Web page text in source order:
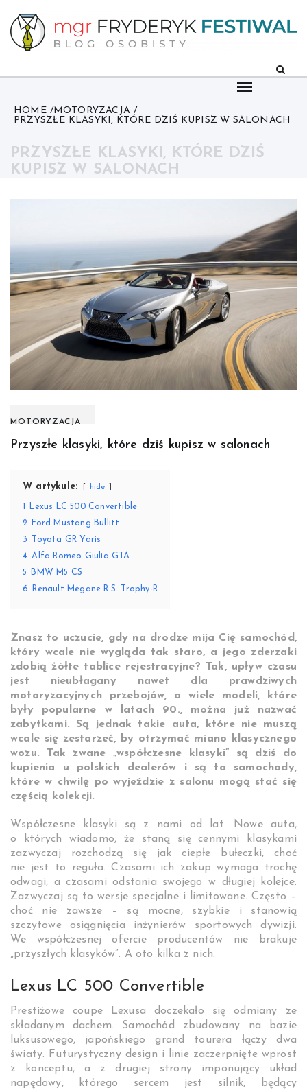
content
HOME
MOTORYZACJA
PRZYSZŁE KLASYKI, KTÓRE DZIŚ KUPISZ W SALONACH
PRZYSZŁE KLASYKI, KTÓRE DZIŚ
KUPISZ W SALONACH
MOTORYZACJA
Przyszłe klasyki, które dziś kupisz w salonach
W artykule: hide
Lexus LC 500 Convertible
2
Ford Mustang Bullitt
3
Toyota GR Yaris
4 Alfa Romeo Giulia GTA
5
BMW M5 CS
6
Renault Megane R.S. Trophy-R
Znasz to uczucie, gdy na drodze mija Cię samochód,
który wcale nie wygląda tak staro, a jego zderzaki
zdobią żółte tablice rejestracyjne? Tak, upływ czasu
jest nieubłagany nawet dla prawdziwych
motoryzacyjnych przebojów, a wiele modeli, które
były popularne w latach 90., można już nazwać
zabytkami. Są jednak takie auta, które nie muszą
wcale się zestarzeć, by otrzymać miano klasycznego
wozu. Tak zwane „współczesne klasyki” są dziś do
kupienia u polskich dealerów i są to samochody,
które w chwilę po wyjeździe z salonu mogą stać się
częścią kolekcji.
Współczesne klasyki są z nami od lat. Nowe auta,
o których wiadomo, że staną się cennymi klasykami
zazwyczaj rozchodzą się jak ciepłe bułeczki, choć
nie jest to reguła. Czasami ich zakup wymaga trochę
odwagi, a czasami odstania swojego w długiej kolejce.
Zazwyczaj są to wersje specjalne i limitowane. Często –
choć nie zawsze – są mocne, szybkie i stanowią
szczytowe osiągnięcia inżynierów sportowych dywizji.
We współczesnej ofercie producentów nie brakuje
„przyszłych klasyków”. A oto kilka z nich.
Lexus LC 500 Convertible
Prestiżowe coupe Lexusa doczekało się odmiany ze
składanym dachem. Samochód zbudowany na bazie
luksusowego, japońskiego grand tourera łączy dwa
światy. Futurystyczny design i linie zaczerpnięte wprost
z konceptu, a z drugiej strony imponujący układ
napędowy, którego sercem jest silnik, będący